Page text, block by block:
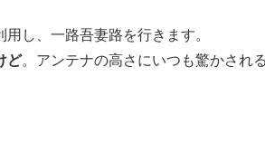
し、一路吾妻路を行きます。
ど。アンテナの高さにいつも驚かされ